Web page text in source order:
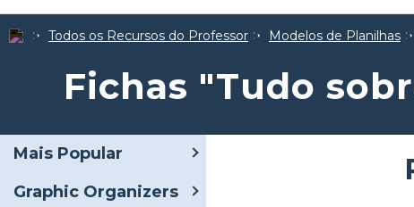
Todos os Recursos do Professor Modelos de Planilhas
Fichas "Tudo
Mais Popular
Graphic Organizers